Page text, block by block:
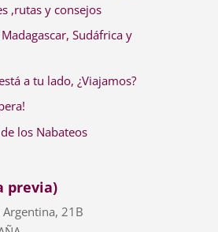
,rutas y consejos
Sudáfrica y
a tu lado, ¿Viajamos?
los Nabateos
previa)
21B